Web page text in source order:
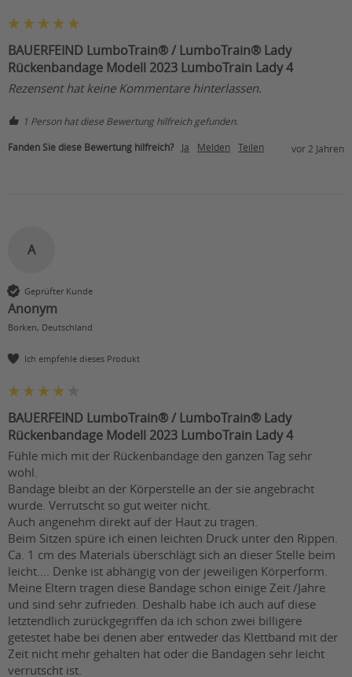
BAUERFEIND LumboTrain® / LumboTrain® Lady
Rückenbandage Modell 2023 LumboTrain Lady 4
Rezensent hat keine Kommentare hinterlassen.
1 Person hat diese Bewertung hilfreich gefunden.
Fanden Sie diese Bewertung hilfreich? Ja Melden Teilen vor 2 Jahren
A
Geprüfter Kunde
Anonym
Borken, Deutschland
Ich empfehle dieses Produkt
BAUERFEIND LumboTrain® / LumboTrain® Lady
Rückenbandage Modell 2023 LumboTrain Lady 4
Fühle mich mit der Rückenbandage den ganzen Tag sehr
wohl.
Bandage bleibt an der Körperstelle an der sie angebracht
wurde. Verrutscht so gut weiter nicht.
Auch angenehm direkt auf der Haut zu tragen.
Beim Sitzen spüre ich einen leichten Druck unter den Rippen.
Ca. 1 cm des Materials überschlägt sich an dieser Stelle beim
leicht.... Denke ist abhängig von der jeweiligen Körperform.
Meine Eltern tragen diese Bandage schon einige Zeit /Jahre
und sind sehr zufrieden. Deshalb habe ich auch auf diese
letztendlich zurückgegriffen da ich schon zwei billigere
getestet habe bei denen aber entweder das Klettband mit der
Zeit nicht mehr gehalten hat oder die Bandagen sehr leicht
verrutscht ist.